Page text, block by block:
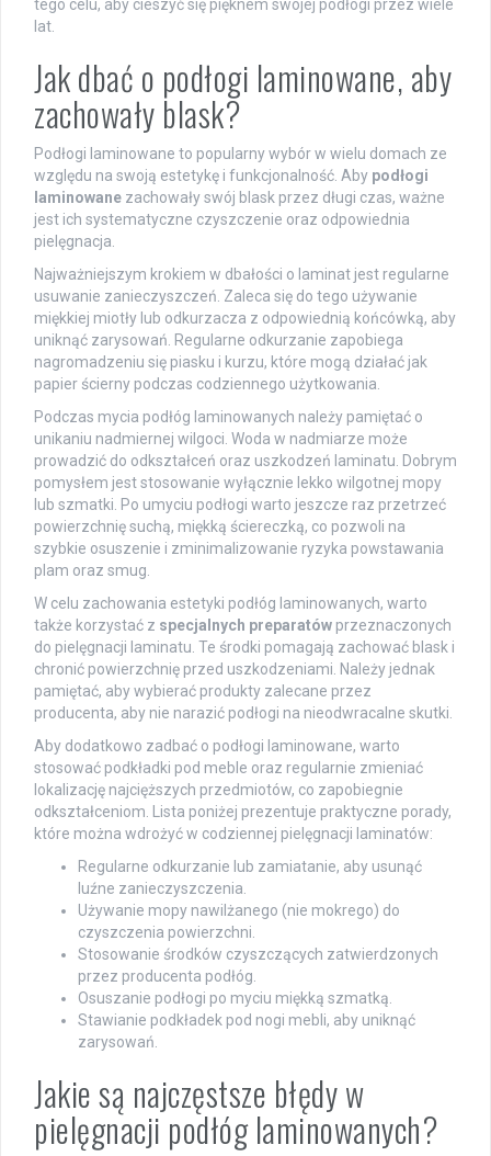
tego celu, aby cieszyć się pięknem swojej podłogi przez wiele
lat.
Jak dbać o podłogi laminowane, aby
zachowały blask?
Podłogi laminowane to popularny wybór w wielu domach ze
względu na swoją estetykę i funkcjonalność. Aby podłogi
laminowane zachowały swój blask przez długi czas, ważne
jest ich systematyczne czyszczenie oraz odpowiednia
pielęgnacja.
Najważniejszym krokiem w dbałości o laminat jest regularne
usuwanie zanieczyszczeń. Zaleca się do tego używanie
miękkiej miotły lub odkurzacza z odpowiednią końcówką, aby
uniknąć zarysowań. Regularne odkurzanie zapobiega
nagromadzeniu się piasku i kurzu, które mogą działać jak
papier ścierny podczas codziennego użytkowania.
Podczas mycia podłóg laminowanych należy pamiętać o
unikaniu nadmiernej wilgoci. Woda w nadmiarze może
prowadzić do odkształceń oraz uszkodzeń laminatu. Dobrym
pomysłem jest stosowanie wyłącznie lekko wilgotnej mopy
lub szmatki. Po umyciu podłogi warto jeszcze raz przetrzeć
powierzchnię suchą, miękką ściereczką, co pozwoli na
szybkie osuszenie i zminimalizowanie ryzyka powstawania
plam oraz smug.
W celu zachowania estetyki podłóg laminowanych, warto
także korzystać z specjalnych preparatów przeznaczonych
do pielęgnacji laminatu. Te środki pomagają zachować blask i
chronić powierzchnię przed uszkodzeniami. Należy jednak
pamiętać, aby wybierać produkty zalecane przez
producenta, aby nie narazić podłogi na nieodwracalne skutki.
Aby dodatkowo zadbać o podłogi laminowane, warto
stosować podkładki pod meble oraz regularnie zmieniać
lokalizację najcięższych przedmiotów, co zapobiegnie
odkształceniom. Lista poniżej prezentuje praktyczne porady,
które można wdrożyć w codziennej pielęgnacji laminatów:
Regularne odkurzanie lub zamiatanie, aby usunąć
luźne zanieczyszczenia.
Używanie mopy nawilżanego (nie mokrego) do
czyszczenia powierzchni.
Stosowanie środków czyszczących zatwierdzonych
przez producenta podłóg.
Osuszanie podłogi po myciu miękką szmatką.
Stawianie podkładek pod nogi mebli, aby uniknąć
zarysowań.
Jakie są najczęstsze błędy w
pielęgnacji podłóg laminowanych?